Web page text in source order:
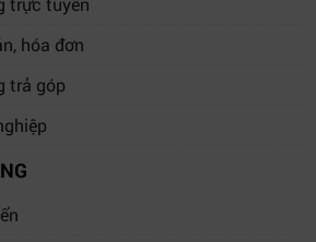
hóa đơn
trả góp